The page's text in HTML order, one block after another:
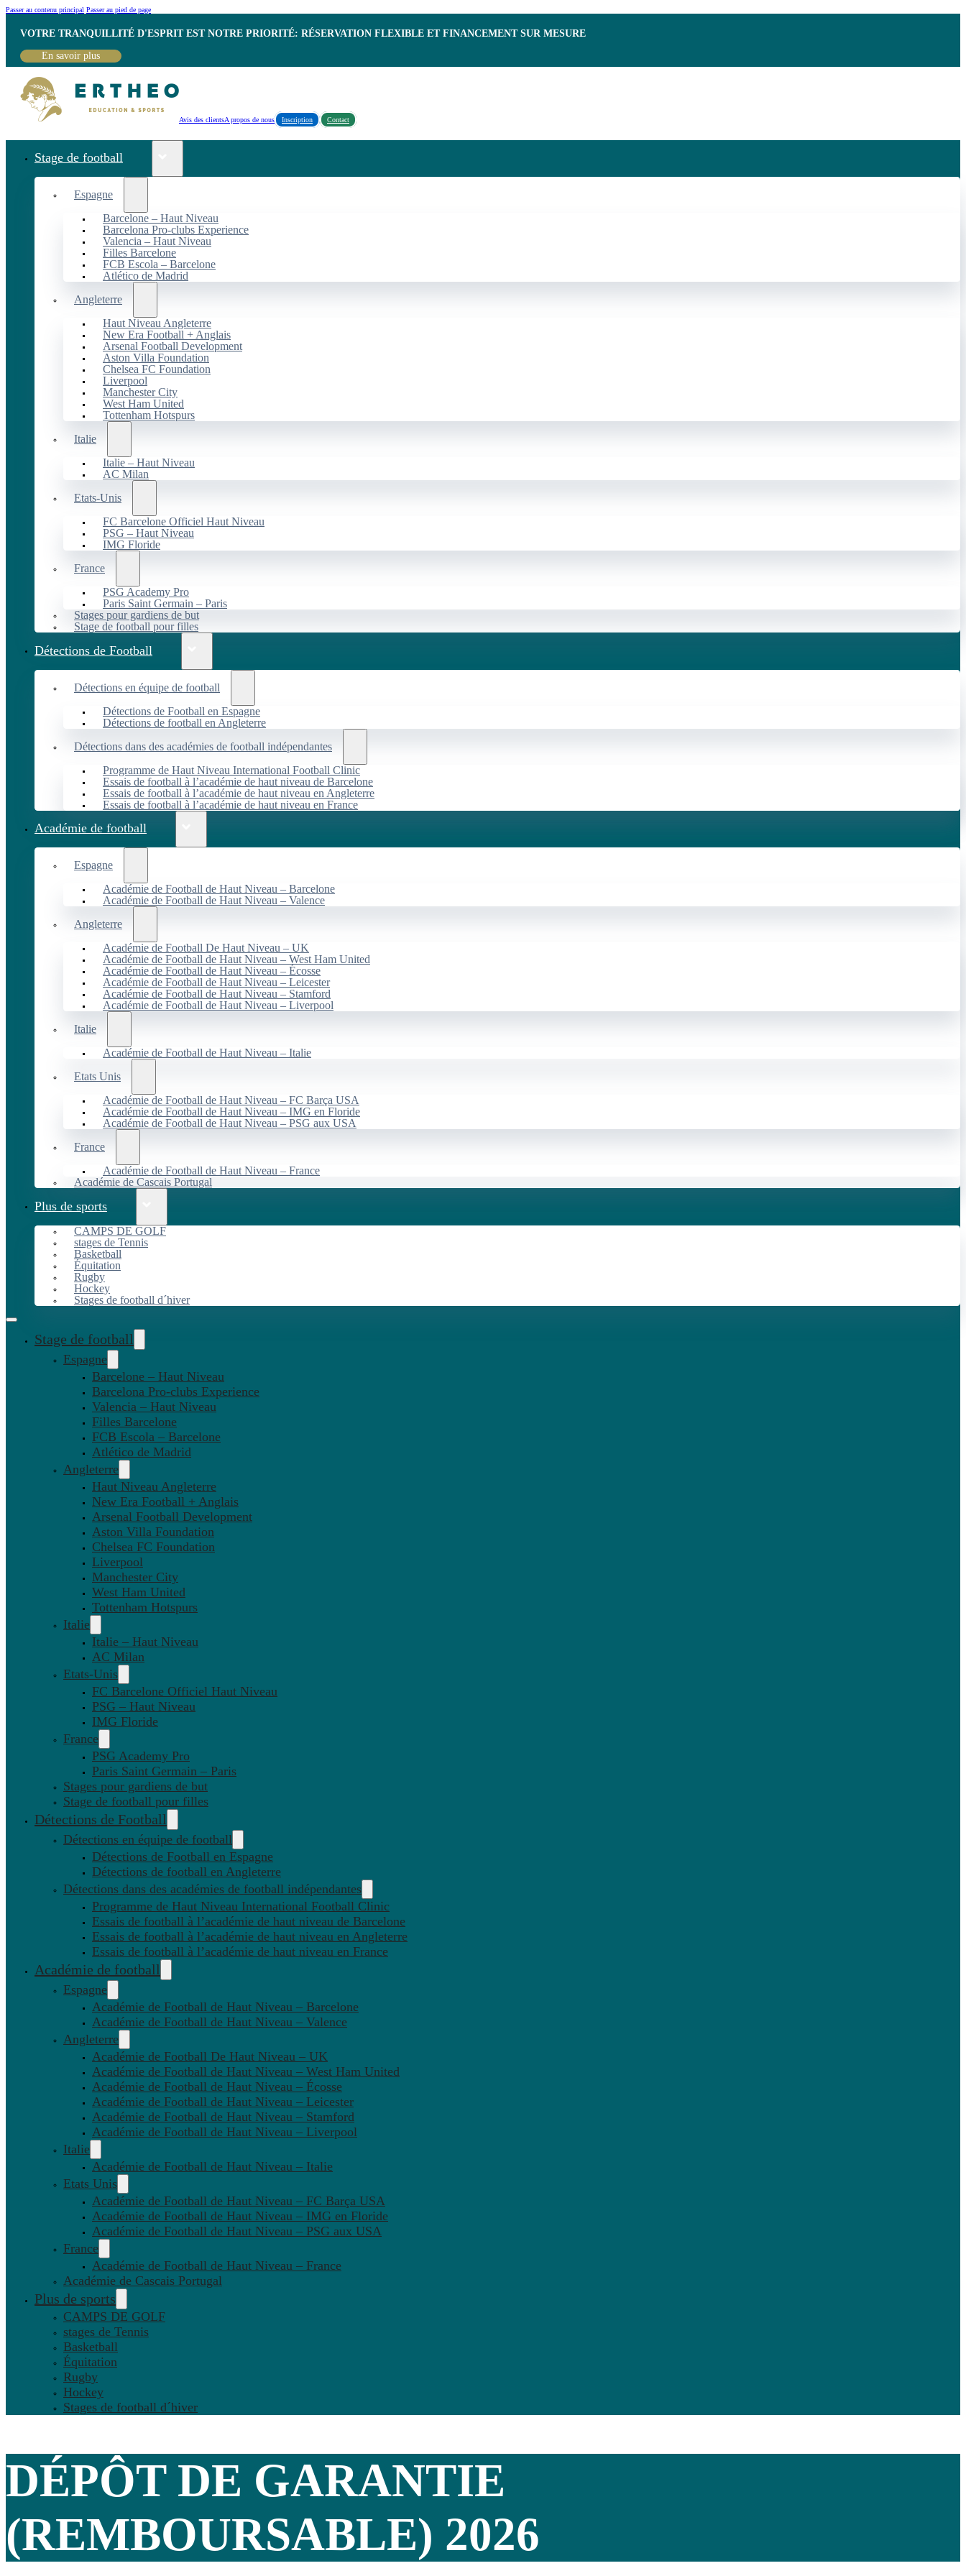
Passer au contenu principal Passer au pied de page
VOTRE TRANQUILLITÉ D'ESPRIT EST NOTRE PRIORITÉ: RÉSERVATION FLEXIBLE ET FINANCEMENT SUR MESURE
En savoir plus
Avis des clientsA propos de nous Inscription Contact
Stage de football
Espagne
Barcelone – Haut Niveau
Barcelona Pro-clubs Experience
Valencia – Haut Niveau
Filles Barcelone
FCB Escola – Barcelone
Atlético de Madrid
Angleterre
Haut Niveau Angleterre
New Era Football + Anglais
Arsenal Football Development
Aston Villa Foundation
Chelsea FC Foundation
Liverpool
Manchester City
West Ham United
Tottenham Hotspurs
Italie
Italie – Haut Niveau
AC Milan
Etats-Unis
FC Barcelone Officiel Haut Niveau
PSG – Haut Niveau
IMG Floride
France
PSG Academy Pro
Paris Saint Germain – Paris
Stages pour gardiens de but
Stage de football pour filles
Détections de Football
Détections en équipe de football
Détections de Football en Espagne
Détections de football en Angleterre
Détections dans des académies de football indépendantes
Programme de Haut Niveau International Football Clinic
Essais de football à l’académie de haut niveau de Barcelone
Essais de football à l’académie de haut niveau en Angleterre
Essais de football à l’académie de haut niveau en France
Académie de football
Espagne
Académie de Football de Haut Niveau – Barcelone
Académie de Football de Haut Niveau – Valence
Angleterre
Académie de Football De Haut Niveau – UK
Académie de Football de Haut Niveau – West Ham United
Académie de Football de Haut Niveau – Écosse
Académie de Football de Haut Niveau – Leicester
Académie de Football de Haut Niveau – Stamford
Académie de Football de Haut Niveau – Liverpool
Italie
Académie de Football de Haut Niveau – Italie
Etats Unis
Académie de Football de Haut Niveau – FC Barça USA
Académie de Football de Haut Niveau – IMG en Floride
Académie de Football de Haut Niveau – PSG aux USA
France
Académie de Football de Haut Niveau – France
Académie de Cascais Portugal
Plus de sports
CAMPS DE GOLF
stages de Tennis
Basketball
Équitation
Rugby
Hockey
Stages de football d´hiver
Stage de football
Espagne
Barcelone – Haut Niveau
Barcelona Pro-clubs Experience
Valencia – Haut Niveau
Filles Barcelone
FCB Escola – Barcelone
Atlético de Madrid
Angleterre
Haut Niveau Angleterre
New Era Football + Anglais
Arsenal Football Development
Aston Villa Foundation
Chelsea FC Foundation
Liverpool
Manchester City
West Ham United
Tottenham Hotspurs
Italie
Italie – Haut Niveau
AC Milan
Etats-Unis
FC Barcelone Officiel Haut Niveau
PSG – Haut Niveau
IMG Floride
France
PSG Academy Pro
Paris Saint Germain – Paris
Stages pour gardiens de but
Stage de football pour filles
Détections de Football
Détections en équipe de football
Détections de Football en Espagne
Détections de football en Angleterre
Détections dans des académies de football indépendantes
Programme de Haut Niveau International Football Clinic
Essais de football à l’académie de haut niveau de Barcelone
Essais de football à l’académie de haut niveau en Angleterre
Essais de football à l’académie de haut niveau en France
Académie de football
Espagne
Académie de Football de Haut Niveau – Barcelone
Académie de Football de Haut Niveau – Valence
Angleterre
Académie de Football De Haut Niveau – UK
Académie de Football de Haut Niveau – West Ham United
Académie de Football de Haut Niveau – Écosse
Académie de Football de Haut Niveau – Leicester
Académie de Football de Haut Niveau – Stamford
Académie de Football de Haut Niveau – Liverpool
Italie
Académie de Football de Haut Niveau – Italie
Etats Unis
Académie de Football de Haut Niveau – FC Barça USA
Académie de Football de Haut Niveau – IMG en Floride
Académie de Football de Haut Niveau – PSG aux USA
France
Académie de Football de Haut Niveau – France
Académie de Cascais Portugal
Plus de sports
CAMPS DE GOLF
stages de Tennis
Basketball
Équitation
Rugby
Hockey
Stages de football d´hiver
DÉPÔT DE GARANTIE
(REMBOURSABLE) 2026